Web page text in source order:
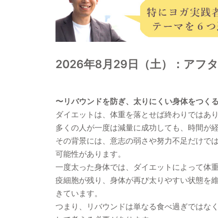
2026年8月29日（土）：アフ
〜リバウンドを防ぎ、太りにくい身体をつく
ダイエットは、体重を落とせば終わりではあ
多くの人が一度は減量に成功しても、時間が
その背景には、意志の弱さや努力不足だけで
可能性があります。
一度太った身体では、ダイエットによって体
疫細胞が残り、身体が再び太りやすい状態を
きています。
つまり、リバウンドは単なる食べ過ぎではな